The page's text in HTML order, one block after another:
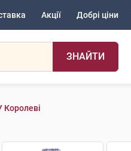
Акції Добрі ціни
ЗНАЙТИ
Королеві